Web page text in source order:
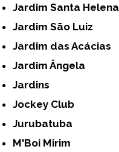
Jardim Santa Helena
Jardim São Luiz
Jardim das Acácias
Jardim Ângela
Jardins
Jockey Club
Jurubatuba
M'Boi Mirim